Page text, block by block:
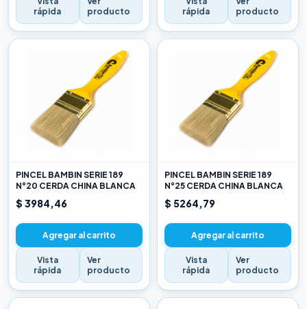
rápida
producto
rápida
producto
PINCEL BAMBIN SERIE 189
N°20 CERDA CHINA BLANCA
$ 3984,46
Agregar al carrito
Vista
rápida
Ver
producto
PINCEL BAMBIN SERIE 189
N°25 CERDA CHINA BLANCA
$ 5264,79
Agregar al carrito
Vista
rápida
Ver
producto